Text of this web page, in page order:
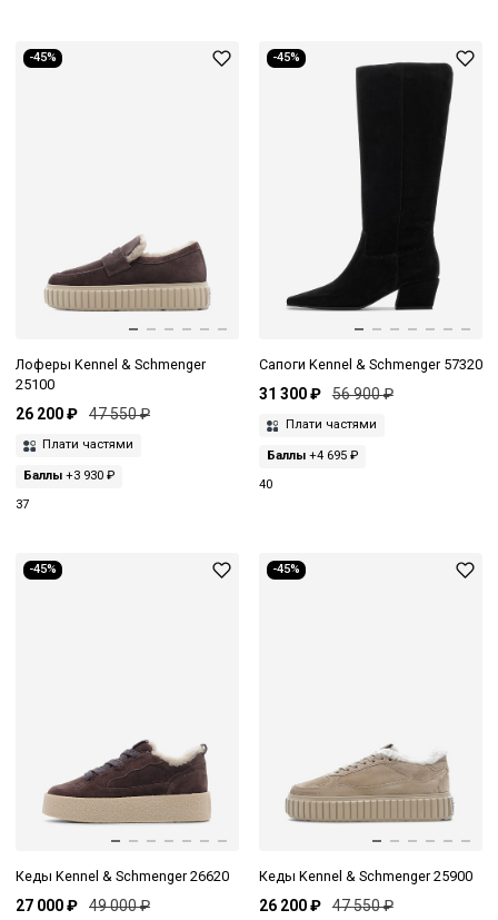
-45%
Лоферы Kennel & Schmenger
25100
26 200 ₽ 47 550 ₽
Плати частями
Баллы +3 930 ₽
37
-45%
Сапоги Kennel & Schmenger 57320
31 300 ₽ 56 900 ₽
Плати частями
Баллы+4 695 ₽
40
-45%
Кеды Kennel & Schmenger 26620
27 000 ₽ 49 000 ₽
-45%
Кеды Kennel & Schmenger 25900
26 200 ₽ 47 550 ₽